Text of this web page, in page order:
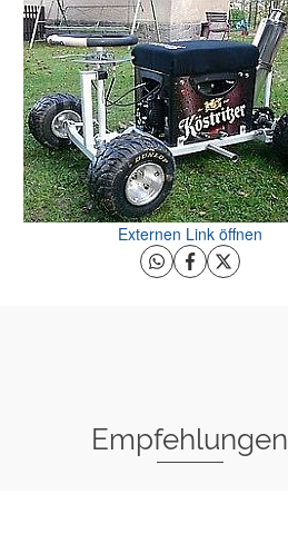
Externen Link öffnen
Empfehlungen